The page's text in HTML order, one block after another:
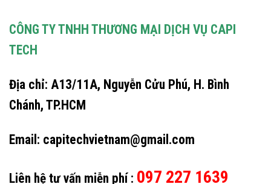
CÔNG TY TNHH THƯƠNG MẠI DỊCH VỤ CAPI
TECH
Địa chỉ: A13/11A, Nguyễn Cửu Phú, H. Bình
Chánh, TP.HCM
Email: capitechvietnam@gmail.com
Liên hệ tư vấn miễn phí : 097 227 1639